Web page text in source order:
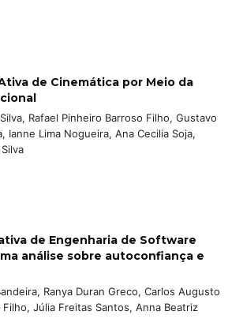
de Cinemática por Meio da
Rafael Pinheiro Barroso Filho, Gustavo
Ianne Lima Nogueira, Ana Cecilia Soja,
de Engenharia de Software
análise sobre autoconfiança e
Ranya Duran Greco, Carlos Augusto
Júlia Freitas Santos, Anna Beatriz